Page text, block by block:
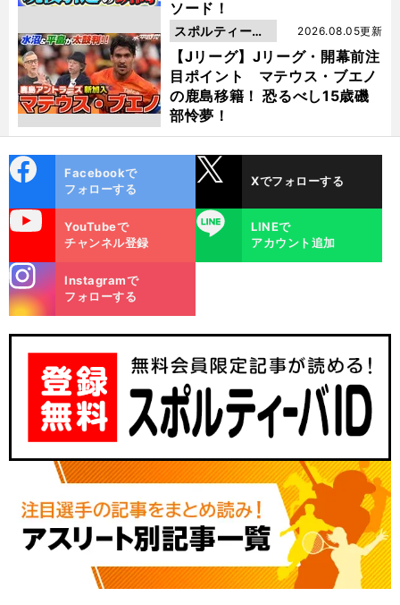
ソード！
【Jリーグ】Jリーグ・開幕前注
目ポイント マテウス・ブエノ
の鹿島移籍！ 恐るべし15歳磯
部怜夢！
2026.08.05更新
スポルティーバ
動画
ok
Facebookで
フォローする
Xでフォローする
YouTubeで
チャンネル登録
LINE
LINEで
アカウント追加
m
Instagramで
フォローする